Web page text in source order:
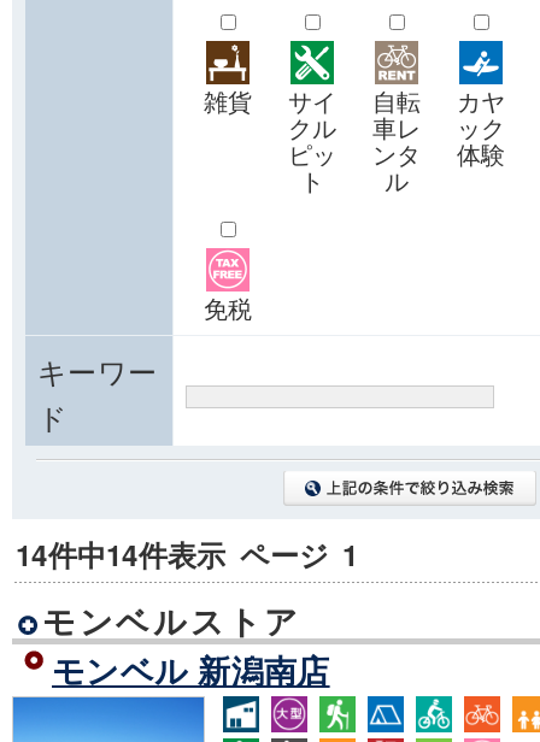
雑貨 サイ
クル
ピッ
ト
自転
車レ
ンタ
ル
カヤ
ック
体験
免税
キーワー
ド
14件中14件表示 ページ 1
モンベルストア
モンベル 新潟南店